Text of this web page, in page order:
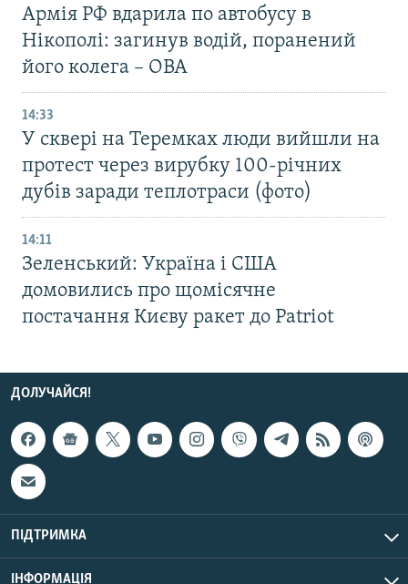
Армія РФ вдарила по автобусу в
Нікополі: загинув водій, поранений
його колега – ОВА
14:33
У сквері на Теремках люди вийшли на
протест через вирубку 100-річних
дубів заради теплотраси (фото)
14:11
Зеленський: Україна і США
домовились про щомісячне
постачання Києву ракет до Patriot
ДОЛУЧАЙСЯ!
ПІДТРИМКА
ІНФОРМАЦІЯ